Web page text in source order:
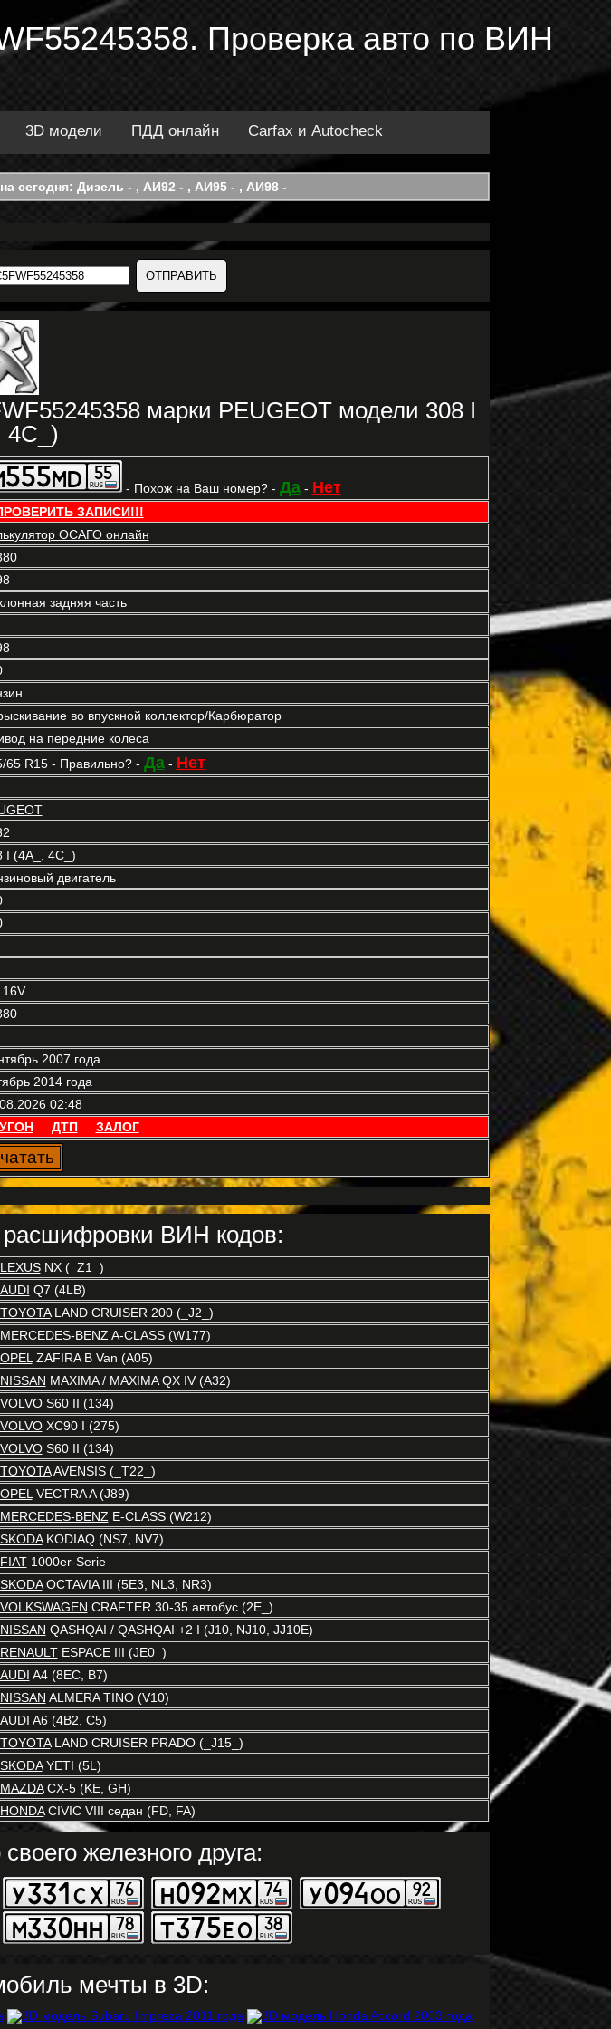
Проверка авто по ВИН
3D модели ПДД онлайн Carfax и Autocheck
сегодня: Дизель - , АИ92 - , АИ95 - , АИ98 -
марки PEUGEOT модели 308 I
4C_)
- Похож на Ваш номер? - Да- Нет
ЗАПИСИ!!!
ОСАГО онлайн
задняя часть
во впускной коллектор/Карбюратор
на передние колеса
65 R15 - Правильно? - Да- Нет
I (4A_, 4C_)
двигатель
16V
2007 года
2014 года
02:48
УГОН ДТП ЗАЛОГ
ВИН кодов:
LEXUSNX (_Z1_)
AUDI Q7 (4LB)
TOYOTALAND CRUISER 200 (_J2_)
MERCEDES-BENZA-CLASS (W177)
OPELZAFIRA B Van (A05)
NISSAN MAXIMA / MAXIMA QX IV (A32)
VOLVOS60 II (134)
VOLVOXC90 I (275)
VOLVOS60 II (134)
TOYOTAAVENSIS (_T22_)
OPELVECTRA A (J89)
MERCEDES-BENZE-CLASS (W212)
SKODAKODIAQ (NS7, NV7)
FIAT1000er-Serie
SKODAOCTAVIA III (5E3, NL3, NR3)
VOLKSWAGEN CRAFTER 30-35 автобус (2E_)
NISSAN QASHQAI / QASHQAI +2 I (J10, NJ10, JJ10E)
RENAULTESPACE III (JE0_)
AUDI A4 (8EC, B7)
NISSAN ALMERA TINO (V10)
AUDI A6 (4B2, C5)
TOYOTALAND CRUISER PRADO (_J15_)
SKODAYETI (5L)
MAZDACX-5 (KE, GH)
HONDACIVIC VIII седан (FD, FA)
железного друга:
мечты в 3D: